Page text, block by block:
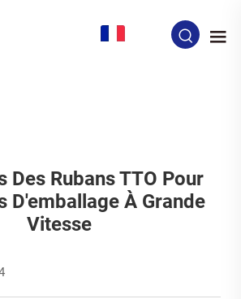
Des Rubans TTO Pour
D'emballage À Grande
Vitesse